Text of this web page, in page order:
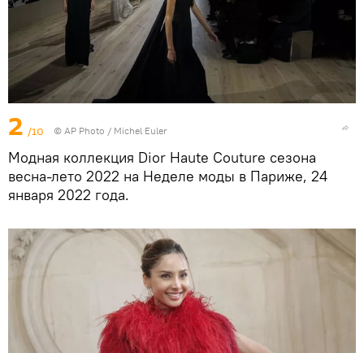
2 /10 © AP Photo / Michel Euler
Модная коллекция Dior Haute Couture сезона
весна-лето 2022 на Неделе моды в Париже, 24
января 2022 года.